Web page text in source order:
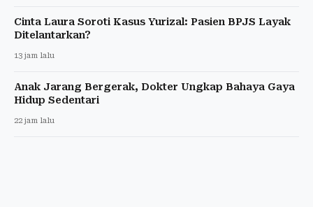
Cinta Laura Soroti Kasus Yurizal: Pasien BPJS Layak
Ditelantarkan?
13 jam lalu
Anak Jarang Bergerak, Dokter Ungkap Bahaya Gaya
Hidup Sedentari
22 jam lalu